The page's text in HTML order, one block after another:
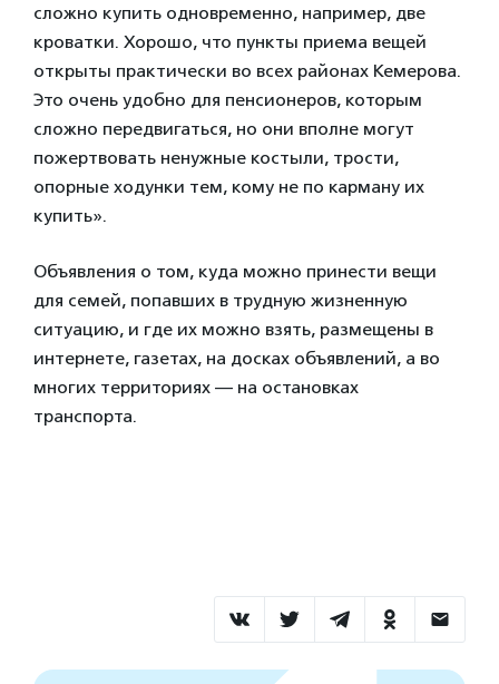
сложно купить одновременно, например, две
кроватки. Хорошо, что пункты приема вещей
открыты практически во всех районах Кемерова.
Это очень удобно для пенсионеров, которым
сложно передвигаться, но они вполне могут
пожертвовать ненужные костыли, трости,
опорные ходунки тем, кому не по карману их
купить».
Объявления о том, куда можно принести вещи
для семей, попавших в трудную жизненную
ситуацию, и где их можно взять, размещены в
интернете, газетах, на досках объявлений, а во
многих территориях — на остановках
транспорта.